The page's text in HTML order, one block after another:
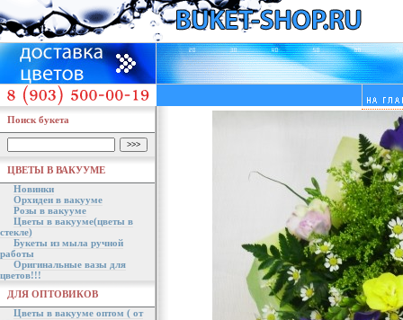
Поиск букета
ЦВЕТЫ В ВАКУУМЕ
Новинки
Орхидеи в вакууме
Розы в вакууме
Цветы в вакууме(цветы в
стекле)
Букеты из мыла ручной
работы
Оригинальные вазы для
цветов!!!
ДЛЯ ОПТОВИКОВ
Цветы в вакууме оптом ( от